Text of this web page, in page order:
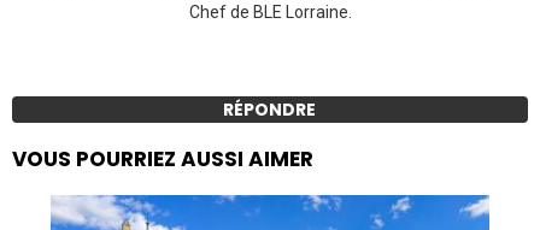
Chef de BLE Lorraine.
RÉPONDRE
VOUS POURRIEZ AUSSI AIMER